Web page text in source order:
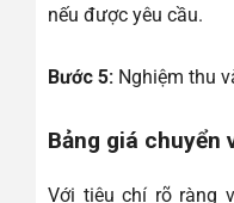
nếu được yêu cầu.
Bước 5: Nghiệm thu
Bảng giá chuyển
Với tiêu chí rõ ràng